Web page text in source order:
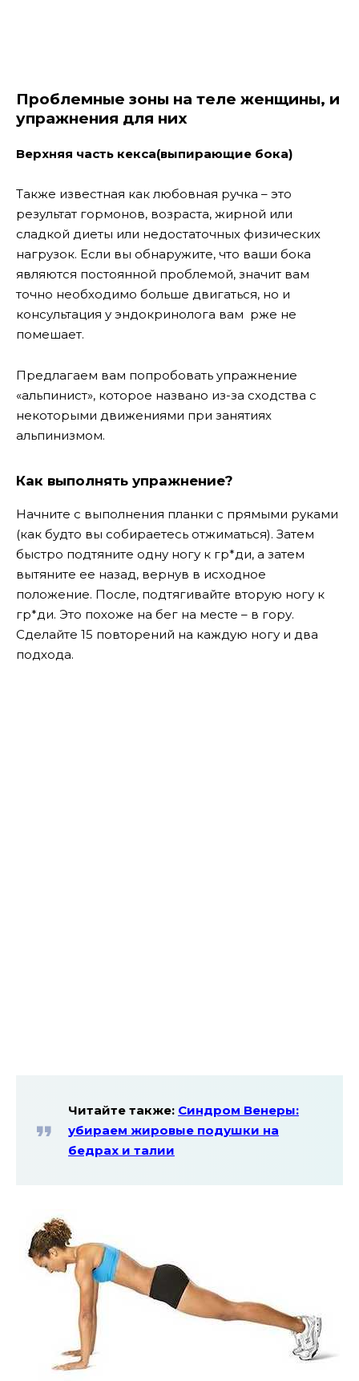
Проблемные зоны на теле женщины, и
упражнения для них
Верхняя часть кекса(выпирающие бока)
Также известная как любовная ручка – это
результат гормонов, возраста, жирной или
сладкой диеты или недостаточных физических
нагрузок. Если вы обнаружите, что ваши бока
являются постоянной проблемой, значит вам
точно необходимо больше двигаться, но и
консультация у эндокринолога вам рже не
помешает.
Предлагаем вам попробовать упражнение
«альпинист», которое названо из-за сходства с
некоторыми движениями при занятиях
альпинизмом.
Как выполнять упражнение?
Начните с выполнения планки с прямыми руками
(как будто вы собираетесь отжиматься). Затем
быстро подтяните одну ногу к гр*ди, а затем
вытяните ее назад, вернув в исходное
положение. После, подтягивайте вторую ногу к
гр*ди. Это похоже на бег на месте – в гору.
Сделайте 15 повторений на каждую ногу и два
подхода.
Читайте также: Синдром Венеры:
убираем жировые подушки на
бедрах и талии